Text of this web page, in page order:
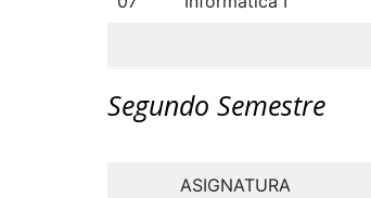
Segundo Semestre
ASIGNATURA